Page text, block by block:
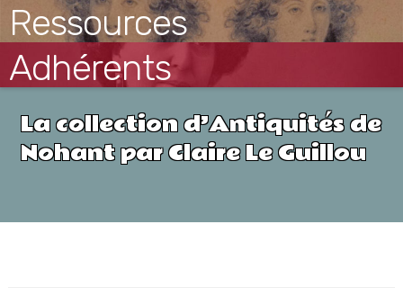
Ressources
Adhérents
La collection d’Antiquités de
Nohant par Claire Le Guillou